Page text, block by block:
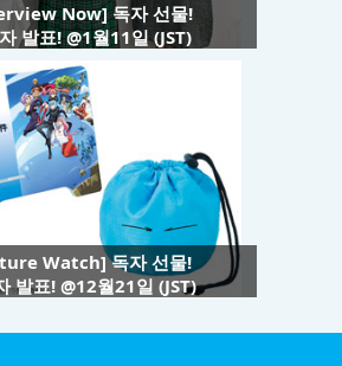
Now] 독자 선물!
발표! @1월11일 (JST)
Watch] 독자 선물!
발표! @12월21일 (JST)